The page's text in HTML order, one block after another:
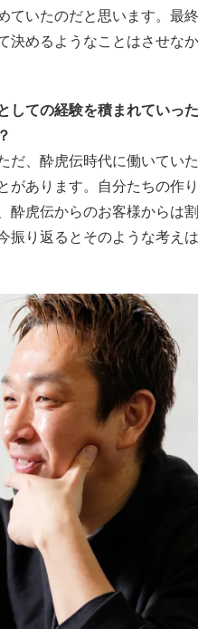
ていたのだと思います。最
決めるようなことはさせな
しての経験を積まれていっ
だ、酔虎伝時代に働いてい
があります。自分たちの作
虎伝からのお客様からは
振り返るとそのような考え